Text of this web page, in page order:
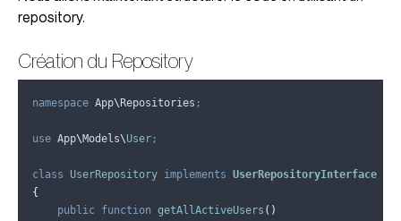
repository.
Création du Repository
namespace App\ Repositories ;
use App\Models\User;
class UserRepository implements UserRepositoryInterface
{
public function getAllActiveUsers ()